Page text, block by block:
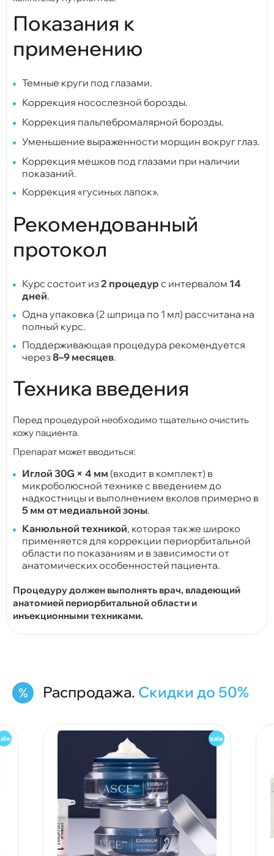
Показания к
применению
Темные круги под глазами.
Коррекция носослезной борозды.
Коррекция пальпебромалярной борозды.
Уменьшение выраженности морщин вокруг глаз.
Коррекция мешков под глазами при наличии
показаний.
Коррекция «гусиных лапок».
Рекомендованный
протокол
Курс состоит из2 процедур с интервалом 14
дней.
Одна упаковка (2 шприца по 1 мл) рассчитана на
полный курс.
Поддерживающая процедура рекомендуется
через8–9 месяцев.
Техника введения
Перед процедурой необходимо тщательно очистить
кожу пациента.
Препарат может вводиться:
Иглой 30G × 4 мм (входит в комплект) в
микроболюсной технике с введением до
надкостницы и выполнением вколов примерно в
5 мм от медиальной зоны.
Канюльной техникой, которая также широко
применяется для коррекции периорбитальной
области по показаниям и в зависимости от
анатомических особенностей пациента.
Процедуру должен выполнять врач, владеющий
анатомией периорбитальной области и
инъекционными техниками.
Распродажа. Скидки до 50%